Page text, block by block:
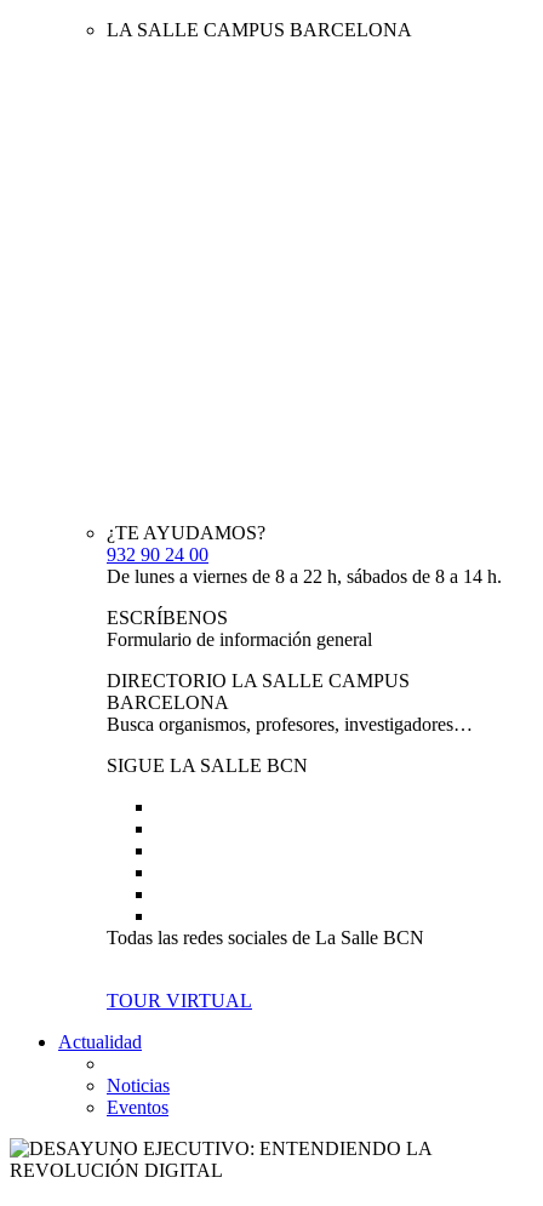
LA SALLE CAMPUS BARCELONA
¿TE AYUDAMOS?
932 90 24 00
De lunes a viernes de 8 a 22 h, sábados de 8 a 14 h.
ESCRÍBENOS
Formulario de información general
DIRECTORIO LA SALLE CAMPUS
BARCELONA
Busca organismos, profesores, investigadores…
SIGUE LA SALLE BCN
Todas las redes sociales de La Salle BCN
TOUR VIRTUAL
Actualidad
Noticias
Eventos